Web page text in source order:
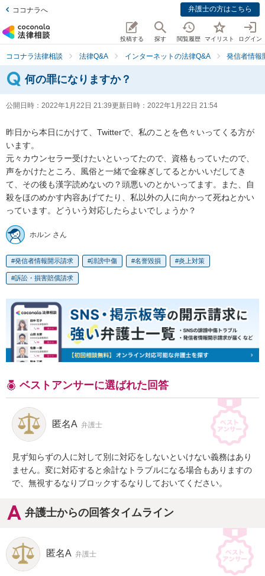
ココナラへ 弁護士の方はこちら
投稿する 探す 閲覧履歴 マイリスト ログイン
ココナラ法律相談 法律Q&A インターネットの法律Q&A 発信者情報
何の罪になりますか？
公開日時： 2022年1月22日 21:39更新日時： 2022年1月22日 21:54
昨日から本日にかけて、Twitterで、私のことを色々いってくる方が
います。
元々カウンセラー受けたいといってたので、資格もっていたので、
声をかけたところ、風俗と一緒で金稼ぎしてるとかいいだしてき
て、その後も漢字読めないの？頭悪いのとかいってます。また、自
殺をほのめかす内容あげてたり、私以外の人に向かって死ねとかい
っています。どういう対応したらよいでしょうか？
ホルン さん
発信者情報開示請求 誹謗中傷 名誉毀損 炎上対策
訴訟・損害賠償請求
ベストアンサーに選ばれた回答
匿名A 弁護士
見ず知らずの人に対して別に対応をしないといけない義務はあり
ません。変に対応すると余計なトラブルになる場合もありますの
で、無視するなりブロックするなりしておいてください。
弁護士からの回答タイムライン
匿名A 弁護士